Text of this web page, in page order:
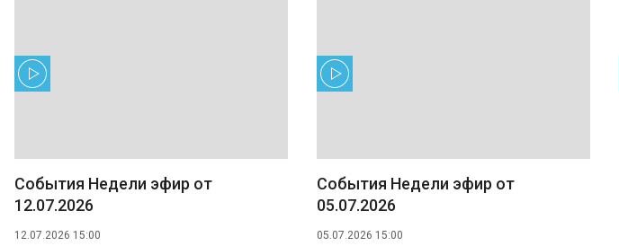
События Недели эфир от
12.07.2026
12.07.2026 15:00
События Недели эфир от
05.07.2026
05.07.2026 15:00